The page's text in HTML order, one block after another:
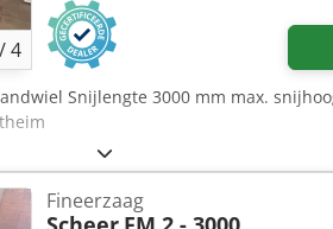
/4
Snijlengte 3000 mm max.
Fineerzaag